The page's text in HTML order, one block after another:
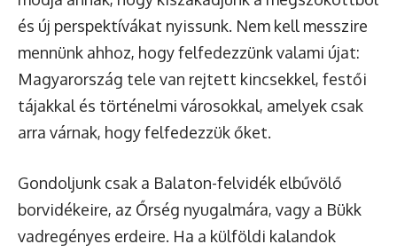
és új perspektívákat nyissunk. Nem kell messzire
mennünk ahhoz, hogy felfedezzünk valami újat:
Magyarország tele van rejtett kincsekkel, festői
tájakkal és történelmi városokkal, amelyek csak
arra várnak, hogy felfedezzük őket.
Gondoljunk csak a Balaton-felvidék elbűvölő
borvidékeire, az Őrség nyugalmára, vagy a Bükk
vadregényes erdeire. Ha a külföldi kalandok